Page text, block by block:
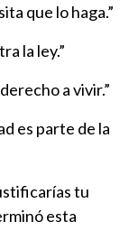
que lo haga.”
la ley.”
a vivir.”
es parte de la
tu
esta